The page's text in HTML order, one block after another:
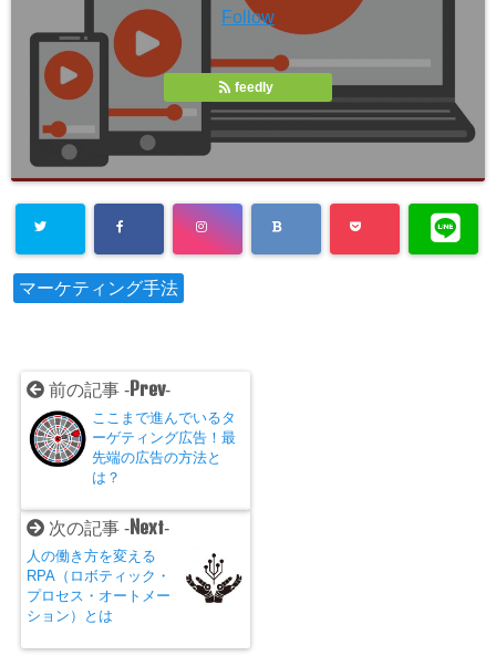
Follow
feedly
マーケティング手法
前の記事 - Prev-
ここまで進んでいるタ
ーゲティング広告！最
先端の広告の方法と
は？
次の記事 - Next-
人の働き方を変える
RPA（ロボティック・
プロセス・オートメー
ション）とは